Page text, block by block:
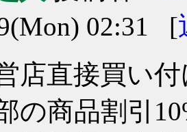
02:31 [
店直接買い
の商品割引